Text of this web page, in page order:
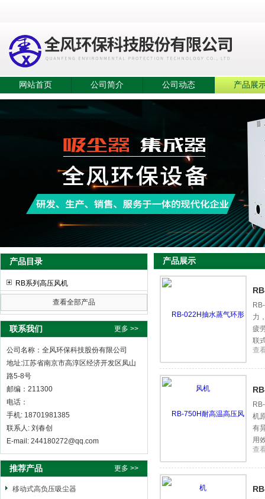
网站首页 公司简介 公司动态 产品展
产品目录
RB系列高压风机
查看全部产品
联系我们 更多 >>
公司名称：全风环保科技股份有限公司
地址:江苏省南京市高淳区经济开发区凤山
路5-8号
邮编：211300
电话：
手机: 18701981385
联系人: 刘春创
E-mail: 244180272@qq.com
推荐产品 更多 >>
移动式高负压吸尘器
产品展示
力
疲
联
查
机
有
用
能
查